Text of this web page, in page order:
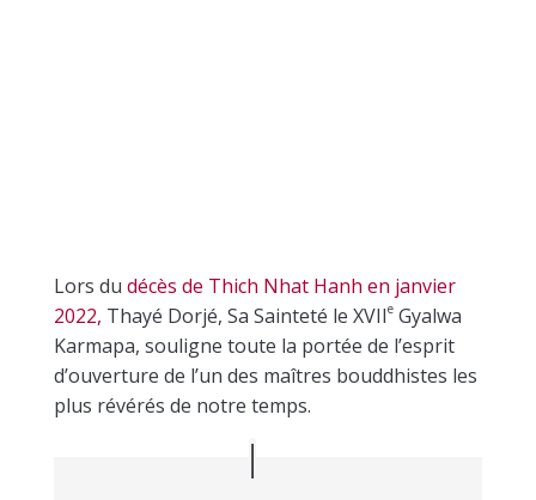
Lors du décès de Thich Nhat Hanh en janvier
2022, Thayé Dorjé, Sa Sainteté le XVIIeGyalwa
Karmapa, souligne toute la portée de l’esprit
d’ouverture de l’un des maîtres bouddhistes les
plus révérés de notre temps.